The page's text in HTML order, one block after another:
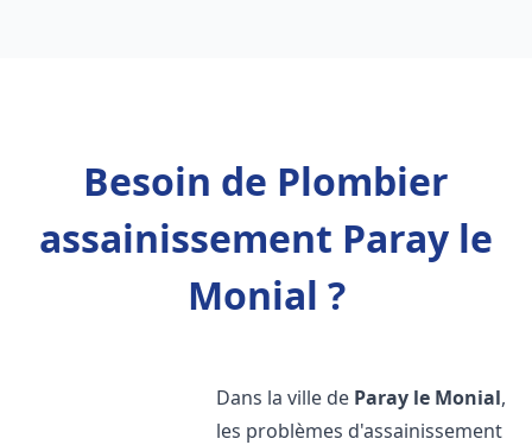
Besoin de Plombier
assainissement Paray le
Monial ?
Dans la ville de Paray le Monial,
les problèmes d'assainissement